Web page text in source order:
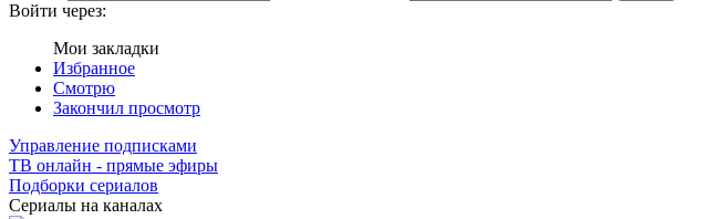
Войти через:
Мои закладки
Избранное
Смотрю
Закончил просмотр
Управление подписками
ТВ онлайн - прямые эфиры
Подборки сериалов
Сериалы на каналах